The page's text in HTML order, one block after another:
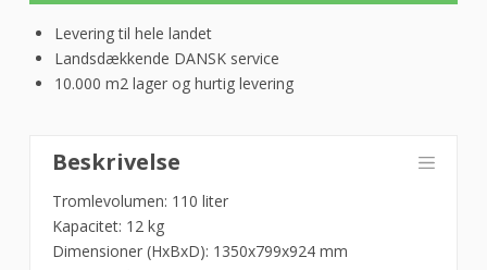
912/el,
Vaskemaskine
Beskrivelse
Tromlevolumen: 110 liter
Kapacitet: 12 kg
Dimensioner (HxBxD): 1350x799x924 mm
Levering til hele landet
Landsdækkende DANSK service
10.000 m2 lager og hurtig levering